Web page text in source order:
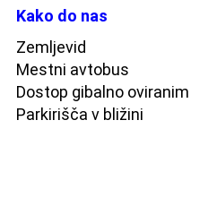
Kako do nas
Zemljevid
Mestni avtobus
Dostop gibalno oviranim
Parkirišča v bližini